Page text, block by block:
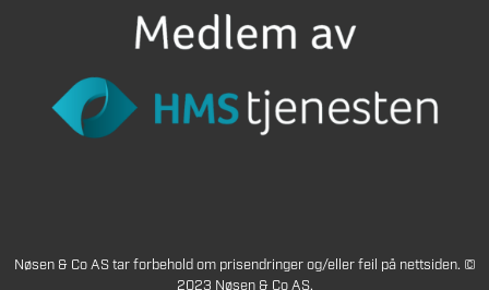
Nøsen & Co AS tar forbehold om prisendringer og/eller feil på nettsiden. ©
2023 Nøsen & Co AS.